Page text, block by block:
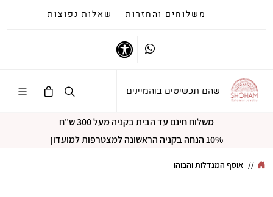
משלוחים והחזרות שאלות נפוצות
Whatsapp
שהם תכשיטים בוהמיינים
משלוח חינם עד הבית בקניה מעל 300 ש"ח
10% הנחה בקניה הראשונה למצטרפות למועדון
// אוסף המנדלות והבוהו